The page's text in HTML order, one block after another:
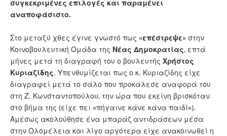
συγκεκριμένες επιλογές και παραμένει
αναποφάσιστο.
Στο μεταξύ χθες έγινε γνωστό πως «επέστρεψε» στην
Κοινοβουλευτική Ομάδα της Νέας Δημοκρατίας, επτά
μήνες μετά τη διαγραφή του ο βουλευτής Χρήστος
Κυριαζίδης. Υπενθυμίζεται πως ο κ. Κυριαζίδης είχε
διαγραφεί μετά το σάλο που προκάλεσε αναφορά του
στη Ζ. Κωνσταντοπούλου, την ώρα που εκείνη βρισκόταν
στο βήμα της (είχε πει «πήγαινε κάνε κάνα παιδί»).
Αμέσως ακολούθησε ένα μπαράζ αντιδράσεων μέσα
στην Ολομέλεια και λίγο αργότερα είχε ανακοινωθεί η